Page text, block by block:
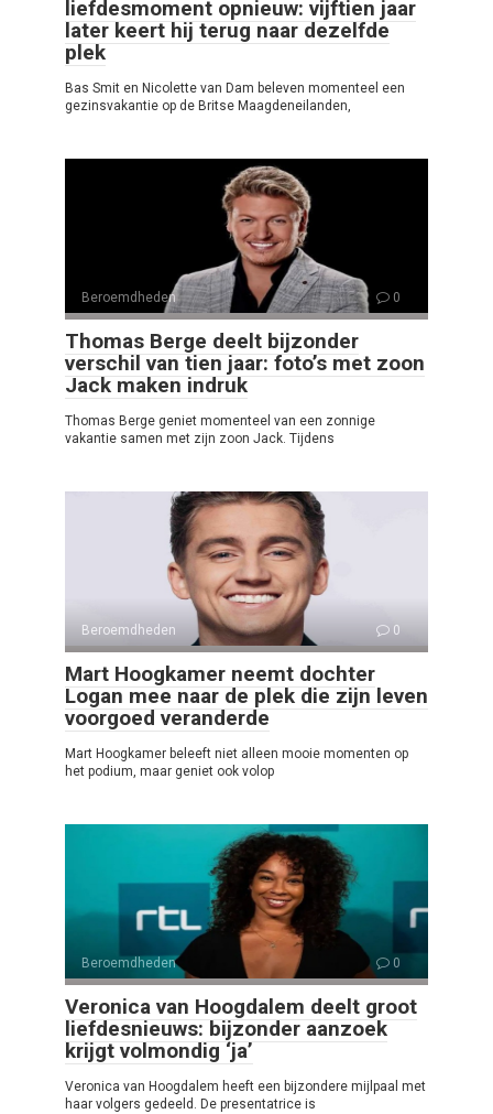
liefdesmoment opnieuw: vijftien jaar
later keert hij terug naar dezelfde
plek
Bas Smit en Nicolette van Dam beleven momenteel een
gezinsvakantie op de Britse Maagdeneilanden,
Beroemdheden 0
Thomas Berge deelt bijzonder
verschil van tien jaar: foto’s met zoon
Jack maken indruk
Thomas Berge geniet momenteel van een zonnige
vakantie samen met zijn zoon Jack. Tijdens
Beroemdheden 0
Mart Hoogkamer neemt dochter
Logan mee naar de plek die zijn leven
voorgoed veranderde
Mart Hoogkamer beleeft niet alleen mooie momenten op
het podium, maar geniet ook volop
Beroemdheden 0
Veronica van Hoogdalem deelt groot
liefdesnieuws: bijzonder aanzoek
krijgt volmondig ‘ja’
Veronica van Hoogdalem heeft een bijzondere mijlpaal met
haar volgers gedeeld. De presentatrice is